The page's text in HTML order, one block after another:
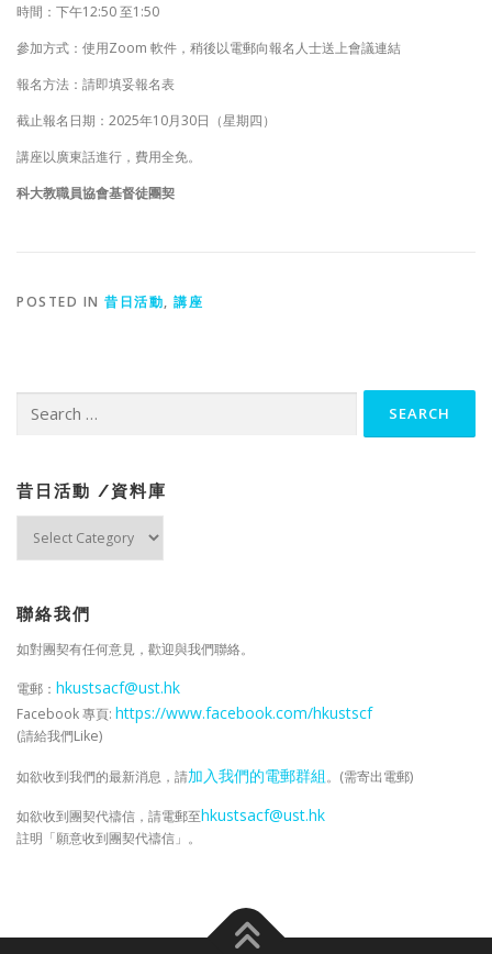
時間：下午12:50 至1:50
參加方式：使用Zoom 軟件，稍後以電郵向報名人士送上會議連結
報名方法：請即填妥報名表
截止報名日期：2025年10月30日（星期四）
講座以廣東話進行，費用全免。
科大教職員協會基督徒團契
POSTED IN 昔日活動, 講座
for:
昔日活動 /資料庫
/
料
庫
聯絡我們
如對團契有任何意見，歡迎與我們聯絡。
電郵： hkustsacf@ust.hk
Facebook 專頁: https://www.facebook.com/hkustscf
(請給我們Like)
如欲收到我們的最新消息，請加入我們的電郵群組。(需寄出電郵)
如欲收到團契代禱信，請電郵至hkustsacf@ust.hk
註明「願意收到團契代禱信」。